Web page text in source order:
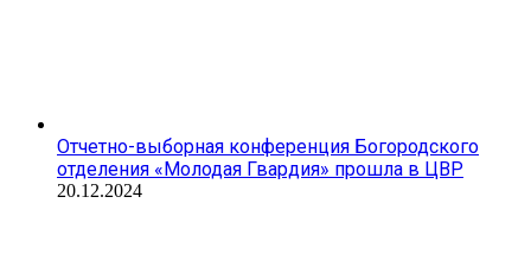
Отчетно-выборная конференция Богородского
отделения «Молодая Гвардия» прошла в ЦВР
20.12.2024